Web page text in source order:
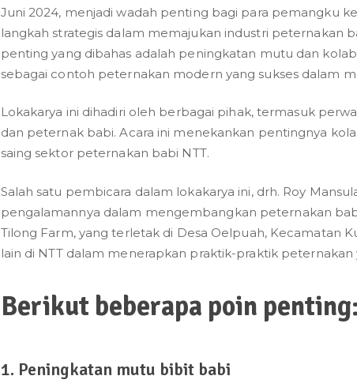
Juni 2024, menjadi wadah penting bagi para pemangku
langkah strategis dalam memajukan industri peternakan
penting yang dibahas adalah peningkatan mutu dan
sebagai contoh peternakan modern yang sukses dalam
Lokakarya ini dihadiri oleh berbagai pihak, termasuk
dan peternak babi. Acara ini menekankan pentingnya
saing sektor peternakan babi NTT.
Salah satu pembicara dalam lokakarya ini, drh. Roy
pengalamannya dalam mengembangkan peternakan
Tilong Farm, yang terletak di Desa Oelpuah, Kecamatan
lain di NTT dalam menerapkan praktik-praktik
Berikut beberapa poin penting:
1. Peningkatan mutu bibit babi